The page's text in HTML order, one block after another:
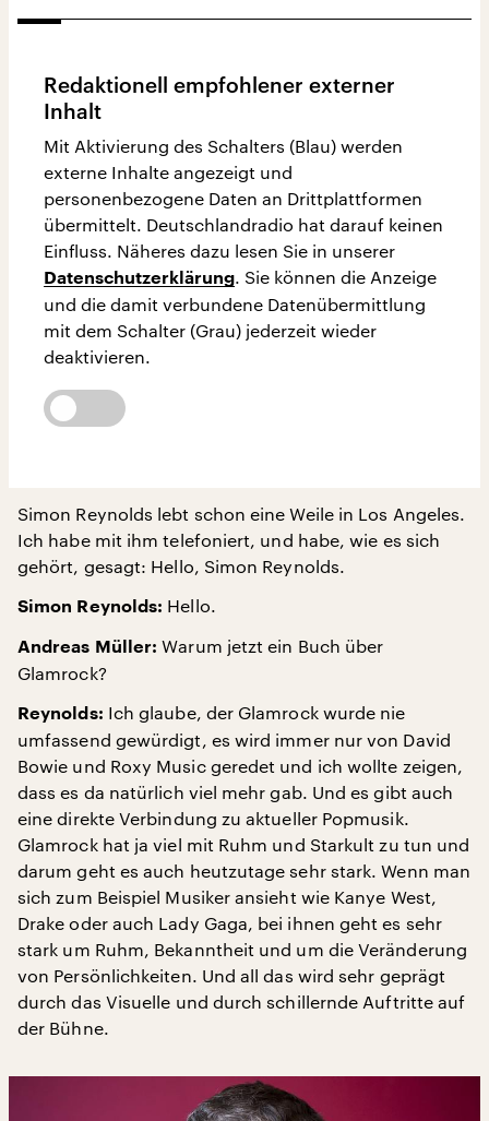
Redaktionell empfohlener externer
Inhalt
Mit Aktivierung des Schalters (Blau) werden
externe Inhalte angezeigt und
personenbezogene Daten an Drittplattformen
übermittelt. Deutschlandradio hat darauf keinen
Einfluss. Näheres dazu lesen Sie in unserer
Datenschutzerklärung. Sie können die Anzeige
und die damit verbundene Datenübermittlung
mit dem Schalter (Grau) jederzeit wieder
deaktivieren.
Simon Reynolds lebt schon eine Weile in Los Angeles.
Ich habe mit ihm telefoniert, und habe, wie es sich
gehört, gesagt: Hello, Simon Reynolds.
Simon Reynolds: Hello.
Andreas Müller: Warum jetzt ein Buch über
Glamrock?
Reynolds: Ich glaube, der Glamrock wurde nie
umfassend gewürdigt, es wird immer nur von David
Bowie und Roxy Music geredet und ich wollte zeigen,
dass es da natürlich viel mehr gab. Und es gibt auch
eine direkte Verbindung zu aktueller Popmusik.
Glamrock hat ja viel mit Ruhm und Starkult zu tun und
darum geht es auch heutzutage sehr stark. Wenn man
sich zum Beispiel Musiker ansieht wie Kanye West,
Drake oder auch Lady Gaga, bei ihnen geht es sehr
stark um Ruhm, Bekanntheit und um die Veränderung
von Persönlichkeiten. Und all das wird sehr geprägt
durch das Visuelle und durch schillernde Auftritte auf
der Bühne.